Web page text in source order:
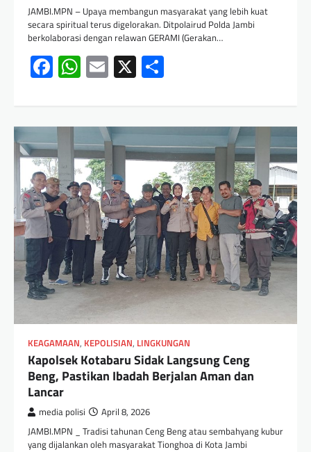
JAMBI.MPN – Upaya membangun masyarakat yang lebih kuat
secara spiritual terus digelorakan. Ditpolairud Polda Jambi
berkolaborasi dengan relawan GERAMI (Gerakan…
Facebook
WhatsApp
Email
X
KEAGAMAAN, KEPOLISIAN, LINGKUNGAN
Kapolsek Kotabaru Sidak Langsung Ceng
Beng, Pastikan Ibadah Berjalan Aman dan
Lancar
media polisi April 8, 2026
JAMBI.MPN _ Tradisi tahunan Ceng Beng atau sembahyang kubur
yang dijalankan oleh masyarakat Tionghoa di Kota Jambi